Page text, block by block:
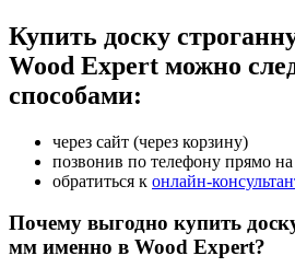
Купить доску
Wood Expert можно
способами:
через сайт (через корзину)
позвонив по телефону прямо на
обратиться к онлайн-
Почему выгодно купить
мм именно в Wood Expert?